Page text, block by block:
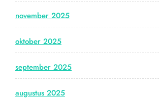
november 2025
oktober 2025
september 2025
augustus 2025